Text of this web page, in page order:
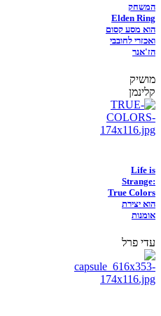
המשחק
Elden Ring
הוא מסע קסום
ואכזרי לחובבי
הז'אנר
מושיק
קלינמן
Life is
Strange:
True Colors
הוא יצירת
אומנות
עדי פרל